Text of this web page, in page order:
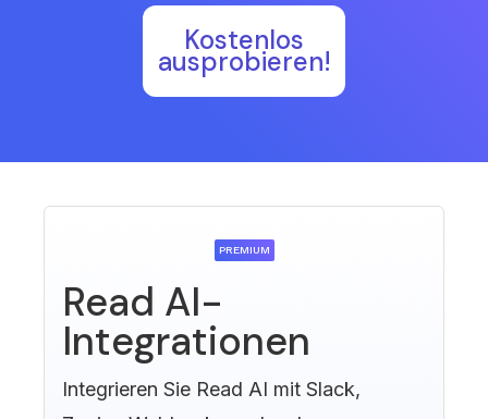
Kostenlos
ausprobieren!
PREMIUM
Read AI-
Integrationen
Integrieren Sie Read AI mit Slack,